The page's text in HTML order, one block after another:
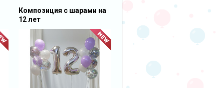
Композиция с шарами на
12 лет